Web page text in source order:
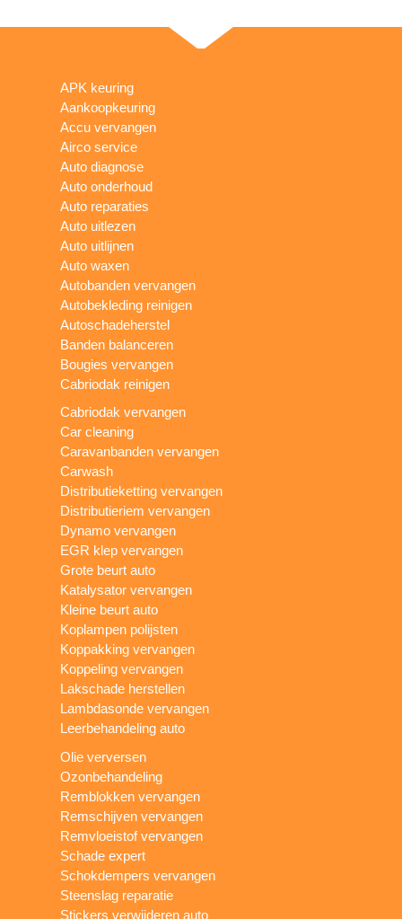
APK keuring
Aankoopkeuring
Accu vervangen
Airco service
Auto diagnose
Auto onderhoud
Auto reparaties
Auto uitlezen
Auto uitlijnen
Auto waxen
Autobanden vervangen
Autobekleding reinigen
Autoschadeherstel
Banden balanceren
Bougies vervangen
Cabriodak reinigen
Cabriodak vervangen
Car cleaning
Caravanbanden vervangen
Carwash
Distributieketting vervangen
Distributieriem vervangen
Dynamo vervangen
EGR klep vervangen
Grote beurt auto
Katalysator vervangen
Kleine beurt auto
Koplampen polijsten
Koppakking vervangen
Koppeling vervangen
Lakschade herstellen
Lambdasonde vervangen
Leerbehandeling auto
Olie verversen
Ozonbehandeling
Remblokken vervangen
Remschijven vervangen
Remvloeistof vervangen
Schade expert
Schokdempers vervangen
Steenslag reparatie
Stickers verwijderen auto